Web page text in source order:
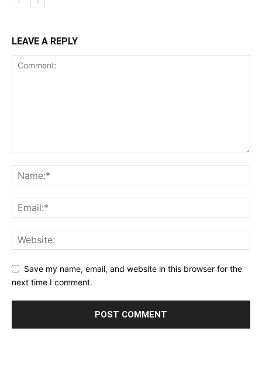
LEAVE A REPLY
Save my name, email, and website in this browser for the
next time I comment.